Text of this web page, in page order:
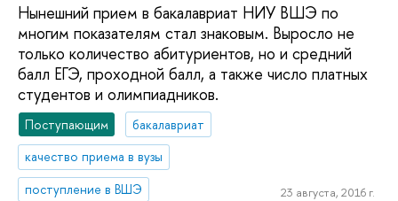
Нынешний прием в бакалавриат НИУ ВШЭ по
многим показателям стал знаковым. Выросло не
только количество абитуриентов, но и средний
балл ЕГЭ, проходной балл, а также число платных
студентов и олимпиадников.
Поступающим
бакалавриат
качество приема в вузы
поступление в ВШЭ
23 августа, 2016 г.